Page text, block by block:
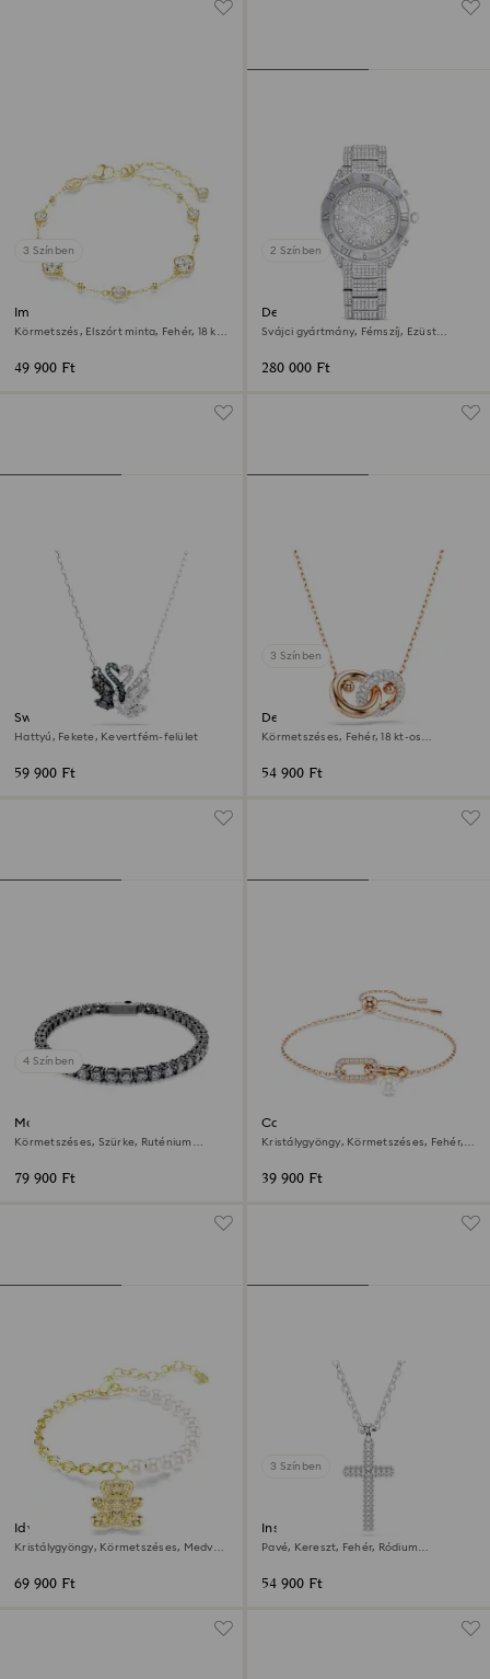
3 Színben
Imber karkötő
Körmetszés, Elszórt minta, Fehér, 18 kt-
49 900 Ft
2 Színben
Dextera lux óra
Svájci gyártmány, Fémszíj, Ezüst
280 000 Ft
Swan medál
Hattyú, Fekete, Kevertfém-felület
59 900 Ft
3 Színben
Dextera medál
Körmetszéses, Fehér, 18 kt-os
54 900 Ft
4 Színben
Matrix Tennis karkötő
Körmetszéses, Szürke, Ruténium
79 900 Ft
Constella karkötő
Kristálygyöngy, Körmetszéses, Fehér,
39 900 Ft
Idyllia karkötő
Kristálygyöngy, Körmetszéses, Medve,
69 900 Ft
3 Színben
Insigne medál
Pavé, Kereszt, Fehér, Ródium
54 900 Ft